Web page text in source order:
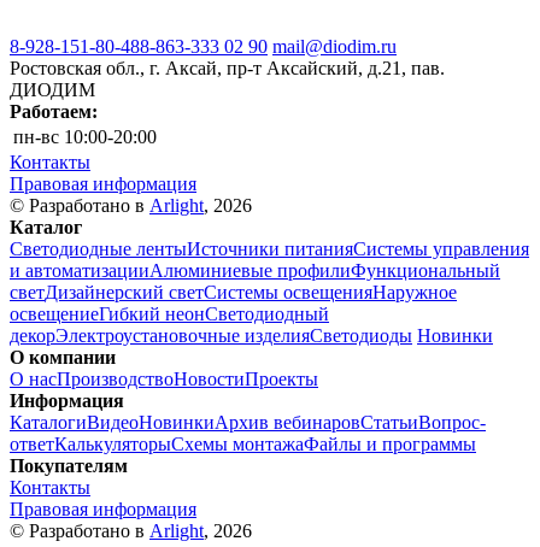
8-928-151-80-488-863-333 02 90 mail@diodim.ru
Ростовская обл., г. Аксай, пр-т Аксайский, д.21, пав.
ДИОДИМ
Работаем:
пн-вс 10:00-20:00
Контакты
Правовая информация
© Разработано в Arlight, 2026
Каталог
Светодиодные лентыИсточники питанияСистемы управления
и автоматизацииАлюминиевые профилиФункциональный
светДизайнерский светСистемы освещенияНаружное
освещениеГибкий неонСветодиодный
декорЭлектроустановочные изделияСветодиоды Новинки
О компании
О насПроизводствоНовостиПроекты
Информация
КаталогиВидеоНовинкиАрхив вебинаровСтатьиВопрос-
ответКалькуляторыСхемы монтажаФайлы и программы
Покупателям
Контакты
Правовая информация
© Разработано в Arlight, 2026